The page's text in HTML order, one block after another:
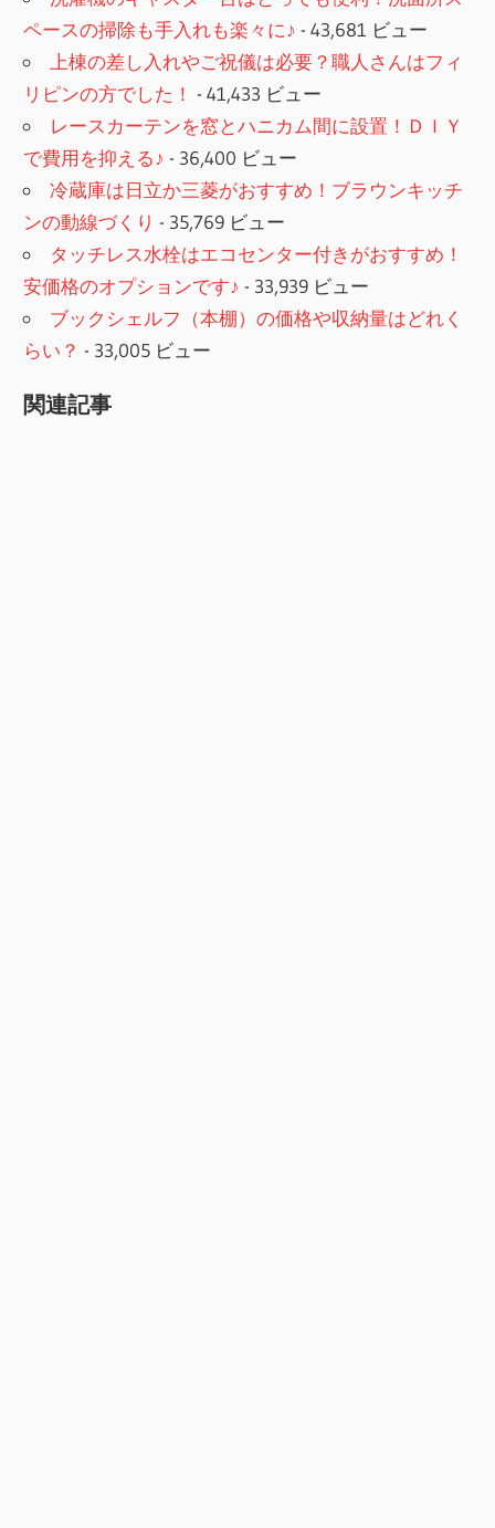
ペースの掃除も手入れも楽々に♪ - 43,681 ビュー
上棟の差し入れやご祝儀は必要？職人さんはフィ
リピンの方でした！ - 41,433 ビュー
レースカーテンを窓とハニカム間に設置！ＤＩＹ
で費用を抑える♪ - 36,400 ビュー
冷蔵庫は日立か三菱がおすすめ！ブラウンキッチ
ンの動線づくり - 35,769 ビュー
タッチレス水栓はエコセンター付きがおすすめ！
安価格のオプションです♪ - 33,939 ビュー
ブックシェルフ（本棚）の価格や収納量はどれく
らい？ - 33,005 ビュー
関連記事